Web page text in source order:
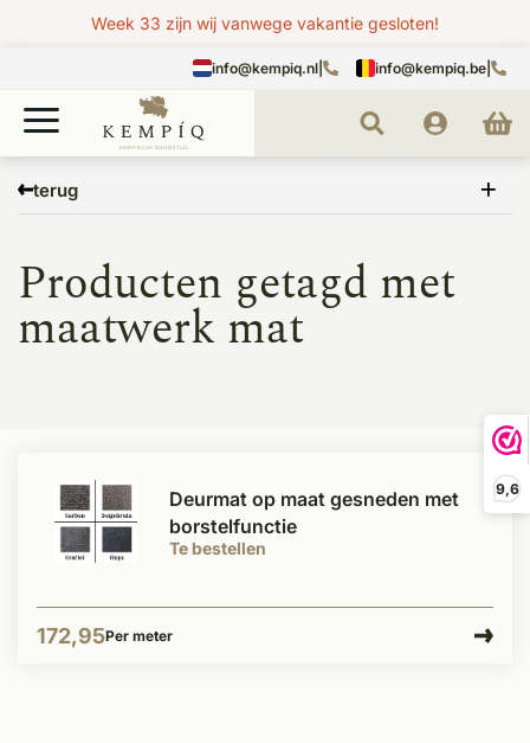
9,6
Week 33 zijn wij vanwege vakantie gesloten!
info@kempiq.nl info@kempiq.be
terug
maatwerk mat
Producten getagd met
maatwerk mat
Te bestellen
Deurmat op maat gesneden met
borstelfunctie
172,95Per meter